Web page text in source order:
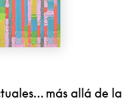
más allá de la